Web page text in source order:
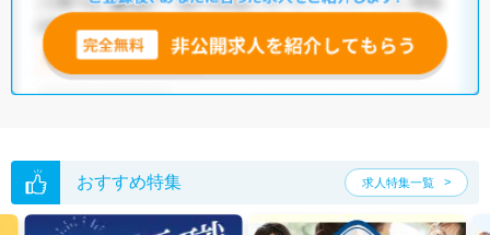
おすすめ特集 求人特集一覧